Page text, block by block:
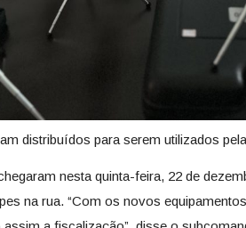
distribuídos para serem utilizados
nesta quinta-feira, 22 de
na rua. “Com os novos